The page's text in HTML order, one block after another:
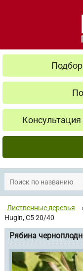
Лиственные деревья
Hugin, С5 20/40
Рябина